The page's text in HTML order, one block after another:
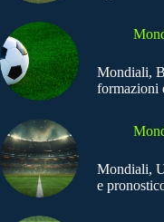
Mondiali,
formazioni
Mondiali,
e